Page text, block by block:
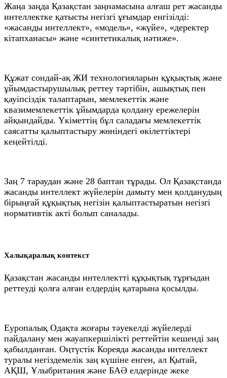
Жаңа заңда Қазақстан заңнамасына алғаш рет жасанды
интеллектке қатысты негізгі ұғымдар енгізілді:
«жасанды интеллект», «модель», «жүйе», «деректер
кітапханасы» және «синтетикалық нәтиже».
Құжат сондай-ақ ЖИ технологияларын құқықтық және
ұйымдастырушылық реттеу тәртібін, ашықтық пен
қауіпсіздік талаптарын, мемлекеттік және
квазимемлекеттік ұйымдарда қолдану ережелерін
айқындайды. Үкіметтің бұл саладағы мемлекеттік
саясатты қалыптастыру жөніндегі өкілеттіктері
кеңейтілді.
Заң 7 тараудан және 28 баптан тұрады. Ол Қазақстанда
жасанды интеллект жүйелерін дамыту мен қолданудың
бірыңғай құқықтық негізін қалыптастыратын негізгі
нормативтік акті болып саналады.
Халықаралық контекст
Қазақстан жасанды интеллектті құқықтық тұрғыдан
реттеуді қолға алған елдердің қатарына қосылды.
Еуропалық Одақта жоғары тәуекелді жүйелерді
пайдалану мен жауапкершілікті реттейтін кешенді заң
қабылданған. Оңтүстік Кореяда жасанды интеллект
туралы негіздемелік заң күшіне енген, ал Қытай,
АҚШ, Ұлыбритания және БАӘ елдерінде жеке